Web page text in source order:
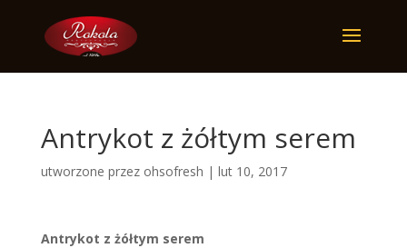
Antrykot z żółtym serem
utworzone przez ohsofresh | lut 10, 2017
Antrykot z żółtym serem